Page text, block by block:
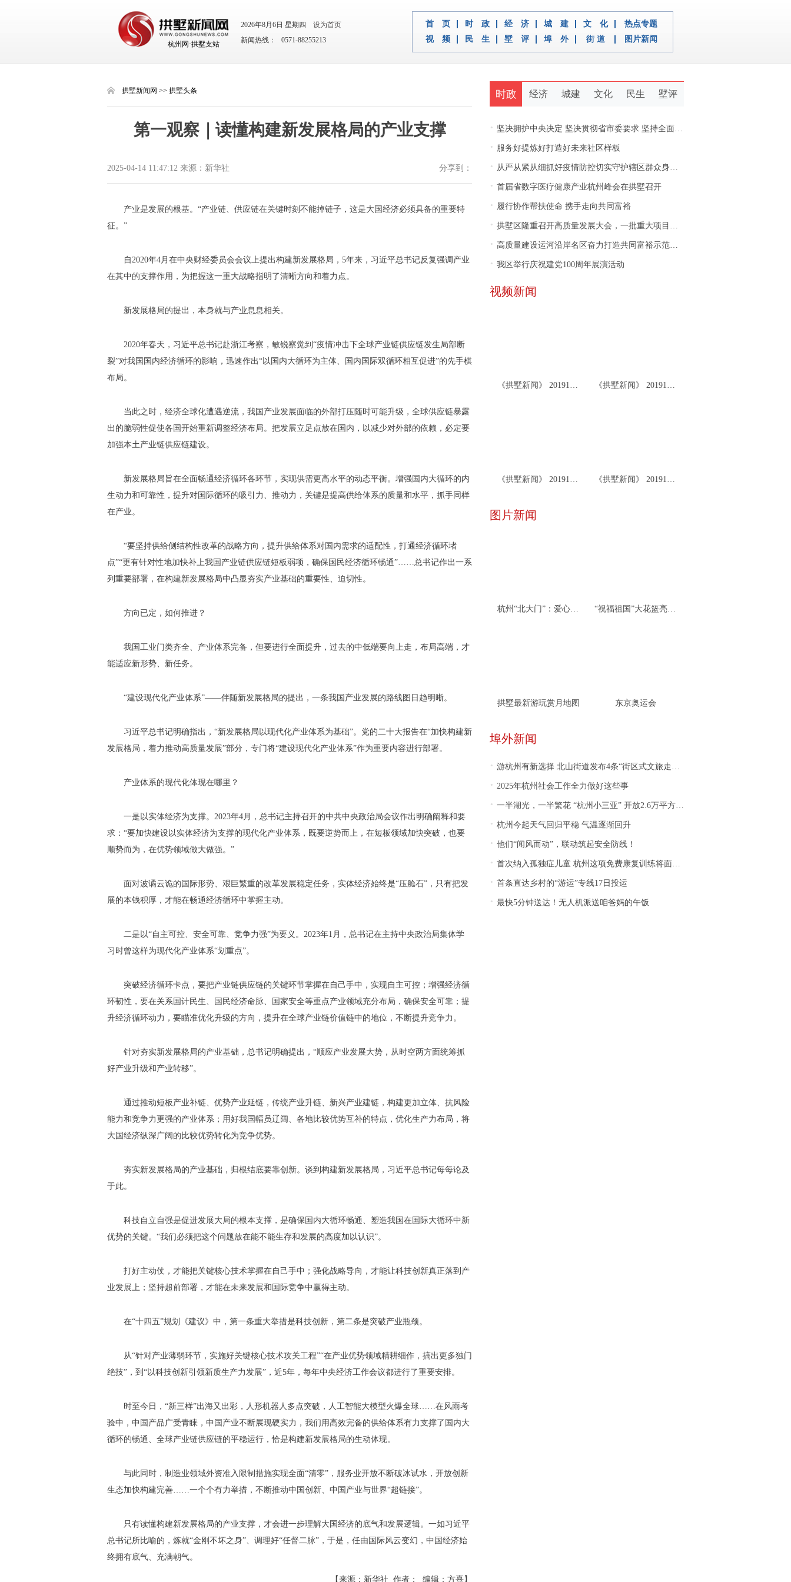
杭州网·拱墅支站
2026年8月6日 星期四
设为首页
新闻热线： 0571-88255213
首 页 时 政 经 济 城 建 文 化
热点专题
视 频
民 生 墅 评 埠 外 街 道 图片新闻
拱墅新闻网 >> 拱墅头条
第一观察｜读懂构建新发展格局的产业支撑
2025-04-14 11:47:12 来源：新华社 分享到：
产业是发展的根基。“产业链、供应链在关键时刻不能掉链子，这是大国经济必须具备的重要特
征。”
自2020年4月在中央财经委员会会议上提出构建新发展格局，5年来，习近平总书记反复强调产业
在其中的支撑作用，为把握这一重大战略指明了清晰方向和着力点。
新发展格局的提出，本身就与产业息息相关。
2020年春天，习近平总书记赴浙江考察，敏锐察觉到“疫情冲击下全球产业链供应链发生局部断
裂”对我国国内经济循环的影响，迅速作出“以国内大循环为主体、国内国际双循环相互促进”的先手棋
布局。
当此之时，经济全球化遭遇逆流，我国产业发展面临的外部打压随时可能升级，全球供应链暴露
出的脆弱性促使各国开始重新调整经济布局。把发展立足点放在国内，以减少对外部的依赖，必定要
加强本土产业链供应链建设。
新发展格局旨在全面畅通经济循环各环节，实现供需更高水平的动态平衡。增强国内大循环的内
生动力和可靠性，提升对国际循环的吸引力、推动力，关键是提高供给体系的质量和水平，抓手同样
在产业。
“要坚持供给侧结构性改革的战略方向，提升供给体系对国内需求的适配性，打通经济循环堵
点”“更有针对性地加快补上我国产业链供应链短板弱项，确保国民经济循环畅通”……总书记作出一系
列重要部署，在构建新发展格局中凸显夯实产业基础的重要性、迫切性。
方向已定，如何推进？
我国工业门类齐全、产业体系完备，但要进行全面提升，过去的中低端要向上走，布局高端，才
能适应新形势、新任务。
“建设现代化产业体系”——伴随新发展格局的提出，一条我国产业发展的路线图日趋明晰。
习近平总书记明确指出，“新发展格局以现代化产业体系为基础”。党的二十大报告在“加快构建新
发展格局，着力推动高质量发展”部分，专门将“建设现代化产业体系”作为重要内容进行部署。
产业体系的现代化体现在哪里？
一是以实体经济为支撑。2023年4月，总书记主持召开的中共中央政治局会议作出明确阐释和要
求：“要加快建设以实体经济为支撑的现代化产业体系，既要逆势而上，在短板领域加快突破，也要
顺势而为，在优势领域做大做强。”
面对波谲云诡的国际形势、艰巨繁重的改革发展稳定任务，实体经济始终是“压舱石”，只有把发
展的本钱积厚，才能在畅通经济循环中掌握主动。
二是以“自主可控、安全可靠、竞争力强”为要义。2023年1月，总书记在主持中央政治局集体学
习时曾这样为现代化产业体系“划重点”。
突破经济循环卡点，要把产业链供应链的关键环节掌握在自己手中，实现自主可控；增强经济循
环韧性，要在关系国计民生、国民经济命脉、国家安全等重点产业领域充分布局，确保安全可靠；提
升经济循环动力，要瞄准优化升级的方向，提升在全球产业链价值链中的地位，不断提升竞争力。
针对夯实新发展格局的产业基础，总书记明确提出，“顺应产业发展大势，从时空两方面统筹抓
好产业升级和产业转移”。
通过推动短板产业补链、优势产业延链，传统产业升链、新兴产业建链，构建更加立体、抗风险
能力和竞争力更强的产业体系；用好我国幅员辽阔、各地比较优势互补的特点，优化生产力布局，将
大国经济纵深广阔的比较优势转化为竞争优势。
夯实新发展格局的产业基础，归根结底要靠创新。谈到构建新发展格局，习近平总书记每每论及
于此。
科技自立自强是促进发展大局的根本支撑，是确保国内大循环畅通、塑造我国在国际大循环中新
优势的关键。“我们必须把这个问题放在能不能生存和发展的高度加以认识”。
打好主动仗，才能把关键核心技术掌握在自己手中；强化战略导向，才能让科技创新真正落到产
业发展上；坚持超前部署，才能在未来发展和国际竞争中赢得主动。
在“十四五”规划《建议》中，第一条重大举措是科技创新，第二条是突破产业瓶颈。
从“针对产业薄弱环节，实施好关键核心技术攻关工程”“在产业优势领域精耕细作，搞出更多独门
绝技”，到“以科技创新引领新质生产力发展”，近5年，每年中央经济工作会议都进行了重要安排。
时至今日，“新三样”出海又出彩，人形机器人多点突破，人工智能大模型火爆全球……在风雨考
验中，中国产品广受青睐，中国产业不断展现硬实力，我们用高效完备的供给体系有力支撑了国内大
循环的畅通、全球产业链供应链的平稳运行，恰是构建新发展格局的生动体现。
与此同时，制造业领域外资准入限制措施实现全面“清零”，服务业开放不断破冰试水，开放创新
生态加快构建完善……一个个有力举措，不断推动中国创新、中国产业与世界“超链接”。
只有读懂构建新发展格局的产业支撑，才会进一步理解大国经济的底气和发展逻辑。一如习近平
总书记所比喻的，炼就“金刚不坏之身”、调理好“任督二脉”，于是，任由国际风云变幻，中国经济始
终拥有底气、充满朝气。
【来源：新华社 作者： 编辑：方熹】
时政 经济 城建 文化 民生 墅评
· 坚决拥护中央决定 坚决贯彻省市委要求 坚持全面从严治党推动新拱墅经济社会又好又快发展
· 服务好提炼好打造好未来社区样板
· 从严从紧从细抓好疫情防控切实守护辖区群众身体健康
· 首届省数字医疗健康产业杭州峰会在拱墅召开
· 履行协作帮扶使命 携手走向共同富裕
· 拱墅区隆重召开高质量发展大会，一批重大项目开工签约
· 高质量建设运河沿岸名区奋力打造共同富裕示范区拱墅样本
· 我区举行庆祝建党100周年展演活动
视频新闻
《拱墅新闻》 20191126 《拱墅新闻》 20191122
《拱墅新闻》 20191119 《拱墅新闻》 20191115
图片新闻
杭州“北大门”：爱心接力 携手同行 “祝福祖国”大花篮亮相天安门广场
拱墅最新游玩赏月地图 东京奥运会
埠外新闻
· 游杭州有新选择 北山街道发布4条“街区式文旅走读路线”
· 2025年杭州社会工作全力做好这些事
· 一半湖光，一半繁花 “杭州小三亚” 开放2.6万平方米广场
· 杭州今起天气回归平稳 气温逐渐回升
· 他们“闻风而动”，联动筑起安全防线！
· 首次纳入孤独症儿童 杭州这项免费康复训练将面向更多孩子
· 首条直达乡村的“游运”专线17日投运
· 最快5分钟送达！无人机派送咱爸妈的午饭